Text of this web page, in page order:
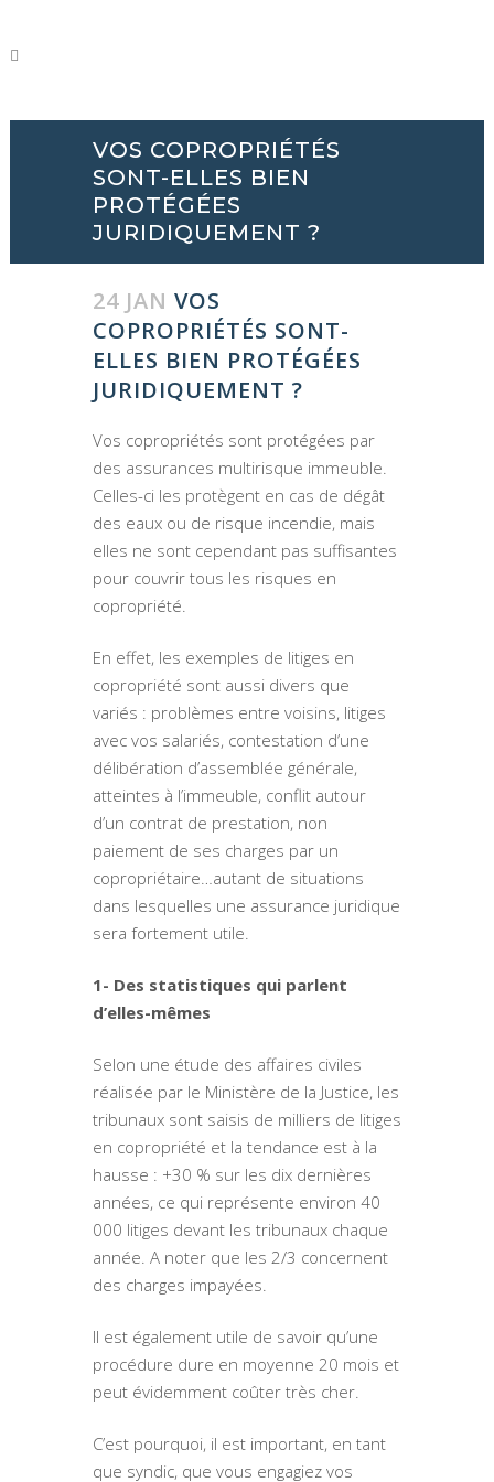
VOS COPROPRIÉTÉS
SONT-ELLES BIEN
PROTÉGÉES
JURIDIQUEMENT ?
24 JAN VOS
COPROPRIÉTÉS SONT-
ELLES BIEN PROTÉGÉES
JURIDIQUEMENT ?
Vos copropriétés sont protégées par
des assurances multirisque immeuble.
Celles-ci les protègent en cas de dégât
des eaux ou de risque incendie, mais
elles ne sont cependant pas suffisantes
pour couvrir tous les risques en
copropriété.
En effet, les exemples de litiges en
copropriété sont aussi divers que
variés : problèmes entre voisins, litiges
avec vos salariés, contestation d’une
délibération d’assemblée générale,
atteintes à l’immeuble, conflit autour
d’un contrat de prestation, non
paiement de ses charges par un
copropriétaire…autant de situations
dans lesquelles une assurance juridique
sera fortement utile.
1- Des statistiques qui parlent
d’elles-mêmes
Selon une étude des affaires civiles
réalisée par le Ministère de la Justice, les
tribunaux sont saisis de milliers de litiges
en copropriété et la tendance est à la
hausse : +30 % sur les dix dernières
années, ce qui représente environ 40
000 litiges devant les tribunaux chaque
année. A noter que les 2/3 concernent
des charges impayées.
Il est également utile de savoir qu’une
procédure dure en moyenne 20 mois et
peut évidemment coûter très cher.
C’est pourquoi, il est important, en tant
que syndic, que vous engagiez vos